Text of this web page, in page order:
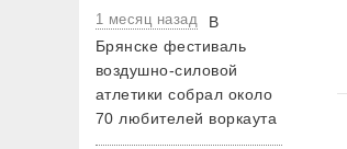
1 месяц назад
В
Брянске фестиваль
воздушно-силовой
атлетики собрал около
70 любителей воркаута